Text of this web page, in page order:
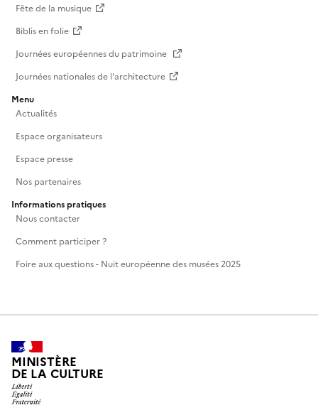
Fête de la musique
Biblis en folie
Journées européennes du patrimoine
Journées nationales de l'architecture
Menu
Actualités
Espace organisateurs
Espace presse
Nos partenaires
Informations pratiques
Nous contacter
Comment participer ?
Foire aux questions - Nuit européenne des musées 2025
MINISTÈRE
DE LA CULTURE